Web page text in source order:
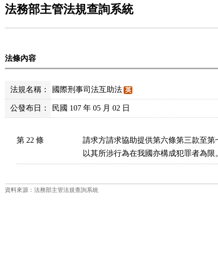
法務部主管法規查詢系統
法條內容
法規名稱： 國際刑事司法互助法 英
公發布日： 民國 107 年 05 月 02 日
第 22 條
請求方請求協助提供第六條第三款至
以其所涉行為在我國亦構成犯罪者為限
資料來源：法務部主管法規查詢系統